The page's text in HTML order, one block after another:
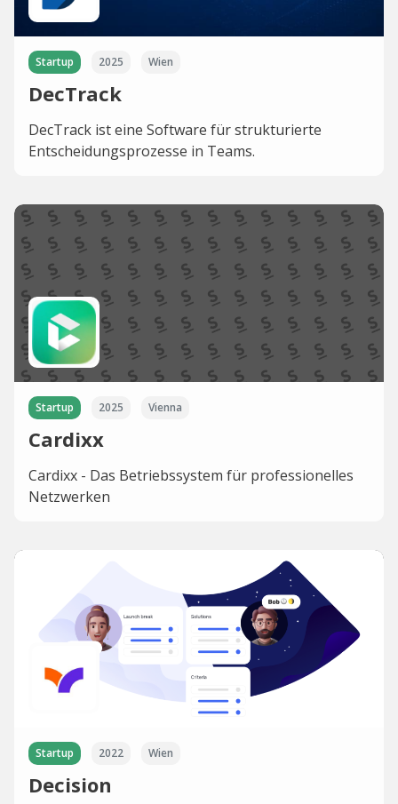
Startup 2025 Wien
DecTrack
DecTrack ist eine Software für strukturierte
Entscheidungsprozesse in Teams.
Startup 2025 Vienna
Cardixx
Cardixx - Das Betriebssystem für professionelles
Netzwerken
Startup 2022 Wien
Decision